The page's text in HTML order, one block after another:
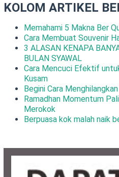
KOLOM ARTIKEL
Memahami 5 Makna Ber
Cara Membuat Souvenir
3 ALASAN KENAPA
BULAN SYAWAL
Cara Mencuci Efektif
Kusam
Begini Cara
Ramadhan Momentum
Merokok
Berpuasa kok malah naik